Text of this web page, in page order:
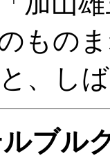
もの
、し
ルブル